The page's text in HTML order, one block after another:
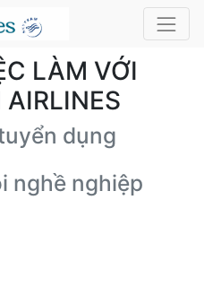
LÀM VỚI
dụng
nghề nghiệp